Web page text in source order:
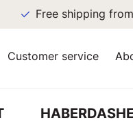
Free shipping from
Customer service